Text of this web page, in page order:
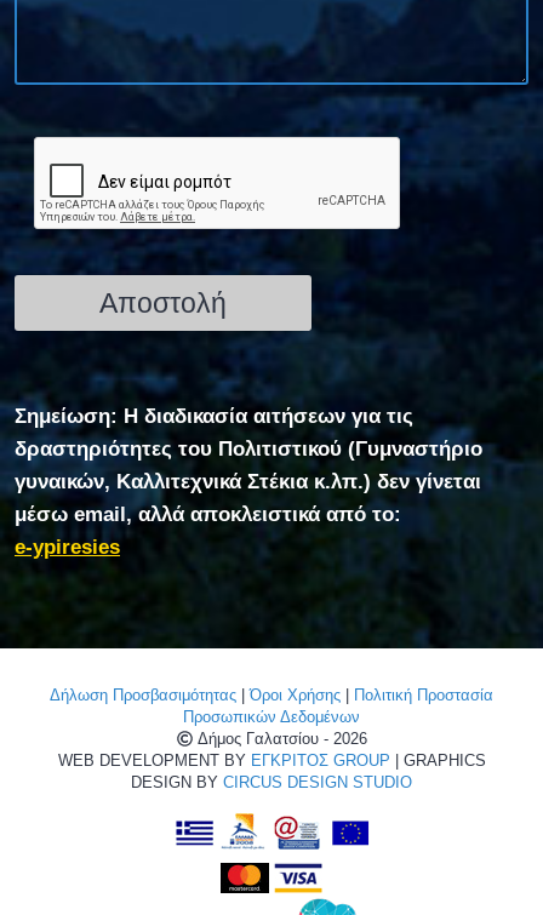
Σημείωση: Η διαδικασία αιτήσεων για τις
δραστηριότητες του Πολιτιστικού (Γυμναστήριο
γυναικών, Καλλιτεχνικά Στέκια κ.λπ.) δεν γίνεται
μέσω email, αλλά αποκλειστικά από το:
e-ypiresies
Δήλωση Προσβασιμότητας |Όροι Χρήσης
Πολιτική Προστασία
Προσωπικών Δεδομένων
Δήμος Γαλατσίου - 2026
WEB DEVELOPMENT BY ΕΓΚΡΙΤΟΣ GROUP | GRAPHICS
DESIGN BY CIRCUS DESIGN STUDIO